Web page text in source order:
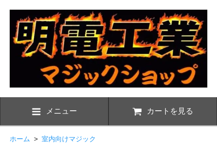
メニュー カートを見る
ホーム > 室内向けマジック